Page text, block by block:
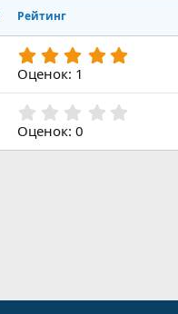
Рейтинг
0
ё
Оценок: 1
0
Оценок: 0